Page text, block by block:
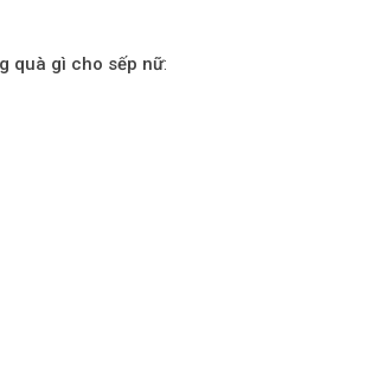
quà gì cho sếp nữ: